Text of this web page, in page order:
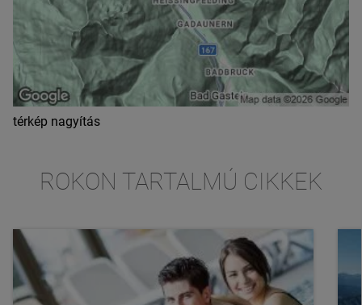
térkép nagyítás
ROKON TARTALMÚ CIKKEK